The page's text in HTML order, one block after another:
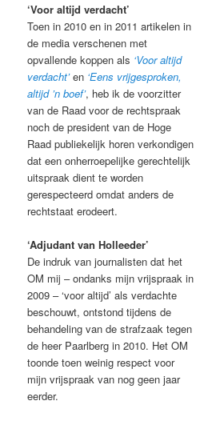
‘Voor altijd verdacht’
Toen in 2010 en in 2011 artikelen in
de media verschenen met
opvallende koppen als ‘Voor altijd
verdacht’en ‘Eens vrijgesproken,
altijd ’n boef’, heb ik de voorzitter
van de Raad voor de rechtspraak
noch de president van de Hoge
Raad publiekelijk horen verkondigen
dat een onherroepelijke gerechtelijk
uitspraak dient te worden
gerespecteerd omdat anders de
rechtstaat erodeert.
‘Adjudant van Holleeder’
De indruk van journalisten dat het
OM mij – ondanks mijn vrijspraak in
2009 – ‘voor altijd’ als verdachte
beschouwt, ontstond tijdens de
behandeling van de strafzaak tegen
de heer Paarlberg in 2010. Het OM
toonde toen weinig respect voor
mijn vrijspraak van nog geen jaar
eerder.